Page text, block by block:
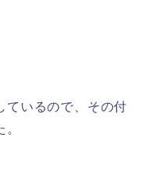
ているので、その付